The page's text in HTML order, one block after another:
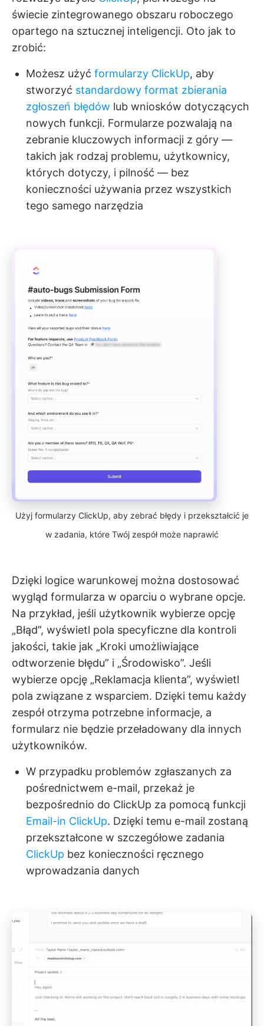
świecie zintegrowanego obszaru roboczego
opartego na sztucznej inteligencji. Oto jak to
zrobić:
Możesz użyć formularzy ClickUp, aby
stworzyć standardowy format zbierania
zgłoszeń błędów lub wniosków dotyczących
nowych funkcji. Formularze pozwalają na
zebranie kluczowych informacji z góry —
takich jak rodzaj problemu, użytkownicy,
których dotyczy, i pilność — bez
konieczności używania przez wszystkich
tego samego narzędzia
Użyj formularzy ClickUp, aby zebrać błędy i przekształcić je
w zadania, które Twój zespół może naprawić
Dzięki logice warunkowej można dostosować
wygląd formularza w oparciu o wybrane opcje.
Na przykład, jeśli użytkownik wybierze opcję
„Błąd”, wyświetl pola specyficzne dla kontroli
jakości, takie jak „Kroki umożliwiające
odtworzenie błędu” i „Środowisko”. Jeśli
wybierze opcję „Reklamacja klienta”, wyświetl
pola związane z wsparciem. Dzięki temu każdy
zespół otrzyma potrzebne informacje, a
formularz nie będzie przeładowany dla innych
użytkowników.
W przypadku problemów zgłaszanych za
pośrednictwem e-mail, przekaż je
bezpośrednio do ClickUp za pomocą funkcji
Email-in ClickUp. Dzięki temu e-mail zostaną
przekształcone w szczegółowe zadania
ClickUp bez konieczności ręcznego
wprowadzania danych